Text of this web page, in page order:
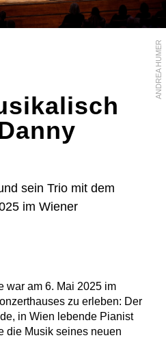
ANDREA HUMER
sein Trio mit dem
im Wiener
war am 6. Mai 2025 im
zu erleben: Der
in Wien lebende Pianist
die Musik seines neuen